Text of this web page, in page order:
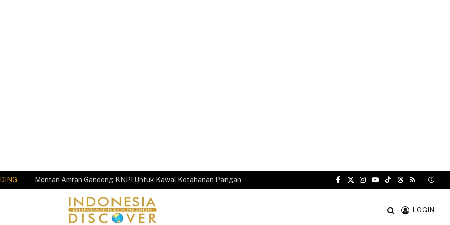
Mentan Amran Gandeng KNPI Untuk Kawal Ketahanan Pangan
Facebook
X
Instagram
YouTube
TikTokThreads
RSS
LOGIN